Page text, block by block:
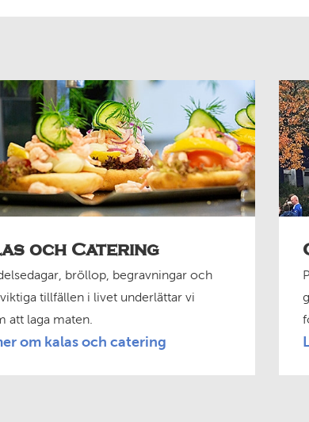
och Catering
bröllop, begravningar och
tillfällen i livet underlättar vi
att laga maten.
om kalas och catering